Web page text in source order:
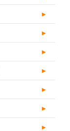
►
►
►
►
►
►
►